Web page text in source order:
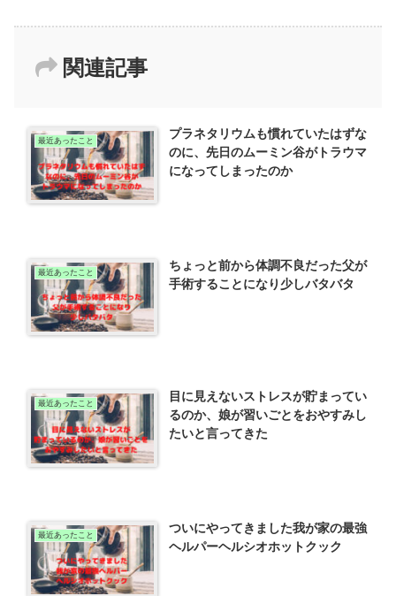
関連記事
最近あったこと
プラネタリウムも慣れていたはずな
のに、先日のムーミン谷がトラウマ
になってしまったのか
最近あったこと
ちょっと前から体調不良だった父が
手術することになり少しバタバタ
最近あったこと
目に見えないストレスが貯まってい
るのか、娘が習いごとをおやすみし
たいと言ってきた
最近あったこと
ついにやってきました我が家の最強
ヘルパーヘルシオホットクック